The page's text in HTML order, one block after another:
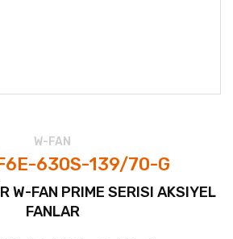
W-FAN
630S-139/70-G
W-FAN PRIME SERISI AKSIYEL
FANLAR